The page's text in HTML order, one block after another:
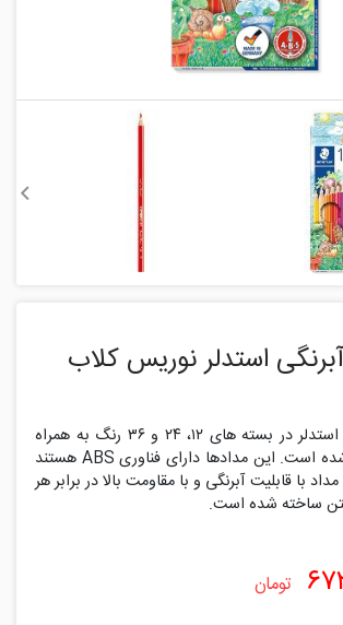
استدلر نوریس کلاب
مداد رنگی آبرنگی استدلر در بسته های ۱۲، ۲۴ و ۳۶ رنگ به همراه
یک قلم مو ارائه شده است. این مدادها دارای فناوری ABS هستند
با قابلیت آبرنگی و با مقاومت بالا در برابر هر
تومان